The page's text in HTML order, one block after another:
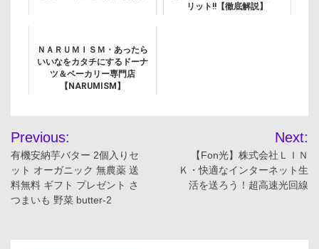
リット!!【徹底解説】
ＮＡＲＵＭＩＳＭ・あったら
いいなをカタチにするドーナ
ツ＆ベーカリー専門店
【NARUMISM】
投
稿
ナ
Previous:
有機安納芋バター 2個入りセ
ット オーガニック 無農薬 送
料無料 ギフト プレゼント さ
つまいも 野菜 butter-2
Next:
【Fon光】株式会社ＬＩＮ
Ｋ・快適なインターネット生
活を送ろう！超高速光回線